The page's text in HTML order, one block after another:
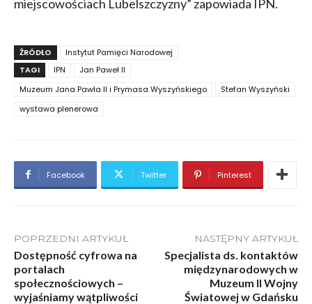
miejscowościach Lubelszczyzny” zapowiada IPN.
ŹRÓDŁO
Instytut Pamięci Narodowej
TAGI
IPN
Jan Paweł II
Muzeum Jana Pawła II i Prymasa Wyszyńskiego
Stefan Wyszyński
wystawa plenerowa
Facebook Twitter Pinterest
POPRZEDNI ARTYKUŁ
Dostępność cyfrowa na
portalach
społecznościowych –
wyjaśniamy wątpliwości
NASTĘPNY ARTYKUŁ
Specjalista ds. kontaktów
międzynarodowych w
Muzeum II Wojny
Światowej w Gdańsku